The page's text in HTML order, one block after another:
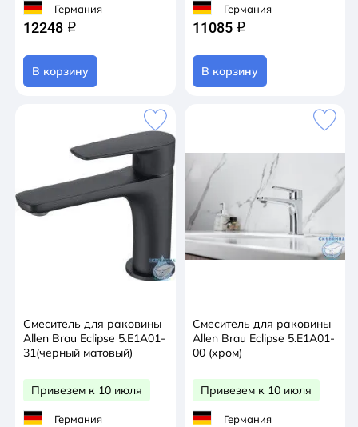
Германия
12248 q
В корзину
Германия
11085 q
В корзину
Смеситель для раковины
Allen Brau Eclipse 5.E1A01-
31(черный матовый)
Привезем к 10 июля
Германия
Смеситель для раковины
Allen Brau Eclipse 5.E1A01-
00 (хром)
Привезем к 10 июля
Германия